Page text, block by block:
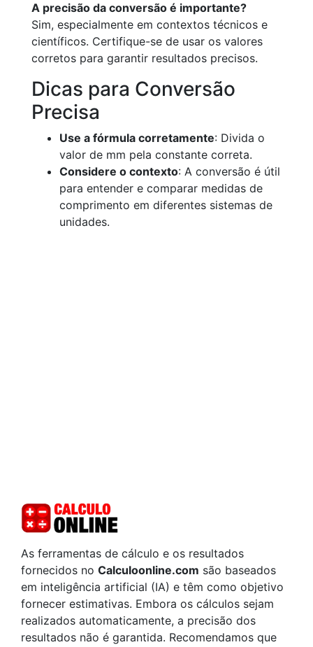
A precisão da conversão é importante?
Sim, especialmente em contextos técnicos e
científicos. Certifique-se de usar os valores
corretos para garantir resultados precisos.
Dicas para Conversão
Precisa
Use a fórmula corretamente: Divida o
valor de mm pela constante correta.
Considere o contexto: A conversão é útil
para entender e comparar medidas de
comprimento em diferentes sistemas de
unidades.
As ferramentas de cálculo e os resultados
fornecidos no Calculoonline.com são baseados
em inteligência artificial (IA) e têm como objetivo
fornecer estimativas. Embora os cálculos sejam
realizados automaticamente, a precisão dos
resultados não é garantida. Recomendamos que